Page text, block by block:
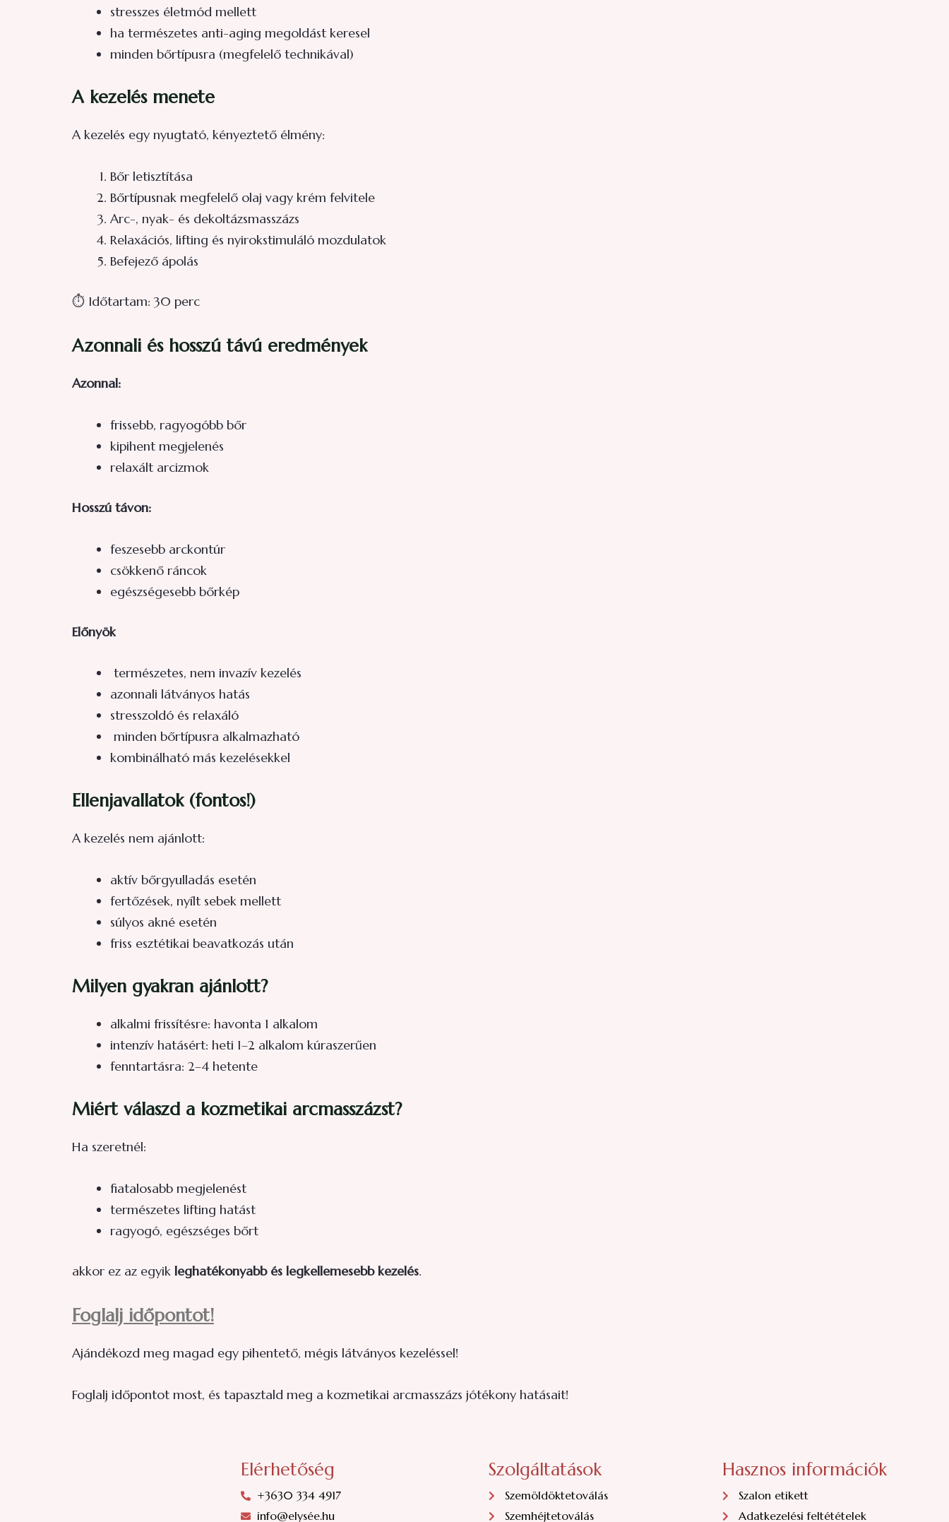
stresszes életmód mellett
ha természetes anti-aging megoldást keresel
minden bőrtípusra (megfelelő technikával)
A kezelés menete
A kezelés egy nyugtató, kényeztető élmény:
Bőr letisztítása
Bőrtípusnak megfelelő olaj vagy krém felvitele
Arc-, nyak- és dekoltázsmasszázs
Relaxációs, lifting és nyirokstimuláló mozdulatok
Befejező ápolás
⏱ Időtartam: 30 perc
Azonnali és hosszú távú eredmények
Azonnal:
frissebb, ragyogóbb bőr
kipihent megjelenés
relaxált arcizmok
Hosszú távon:
feszesebb arckontúr
csökkenő ráncok
egészségesebb bőrkép
Előnyök
természetes, nem invazív kezelés
azonnali látványos hatás
stresszoldó és relaxáló
minden bőrtípusra alkalmazható
kombinálható más kezelésekkel
Ellenjavallatok (fontos!)
A kezelés nem ajánlott:
aktív bőrgyulladás esetén
fertőzések, nyílt sebek mellett
súlyos akné esetén
friss esztétikai beavatkozás után
Milyen gyakran ajánlott?
alkalmi frissítésre: havonta 1 alkalom
intenzív hatásért: heti 1–2 alkalom kúraszerűen
fenntartásra: 2–4 hetente
Miért válaszd a kozmetikai arcmasszázst?
Ha szeretnél:
fiatalosabb megjelenést
természetes lifting hatást
ragyogó, egészséges bőrt
akkor ez az egyik leghatékonyabb és legkellemesebb kezelés.
Foglalj időpontot!
Ajándékozd meg magad egy pihentető, mégis látványos kezeléssel!
Foglalj időpontot most, és tapasztald meg a kozmetikai arcmasszázs jótékony hatásait!
Elérhetőség
+3630 334 4917
info@elysée.hu
Szolgáltatások
Szemöldöktetoválás
Szemhéjtetoválás
Hasznos információk
Szalon etikett
Adatkezelési feltétételek